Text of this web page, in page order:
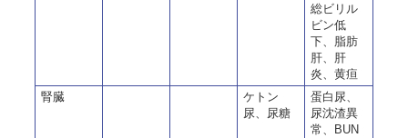
総ビリル
ビン低
下、脂肪
肝、肝
炎、黄疸
腎臓
ケトン
尿、尿糖
蛋白尿、
尿沈渣異
常、BUN